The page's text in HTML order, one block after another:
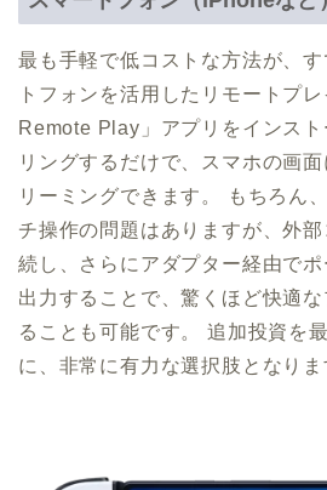
最も手軽で低コストな方法が、
トフォンを活用したリモートプ
Remote Play」アプリをインス
リングするだけで、スマホの画
リーミングできます。 もちろん
チ操作の問題はありますが、外
続し、さらにアダプター経由で
出力することで、驚くほど快適
ることも可能です。 追加投資を
に、非常に有力な選択肢となりま